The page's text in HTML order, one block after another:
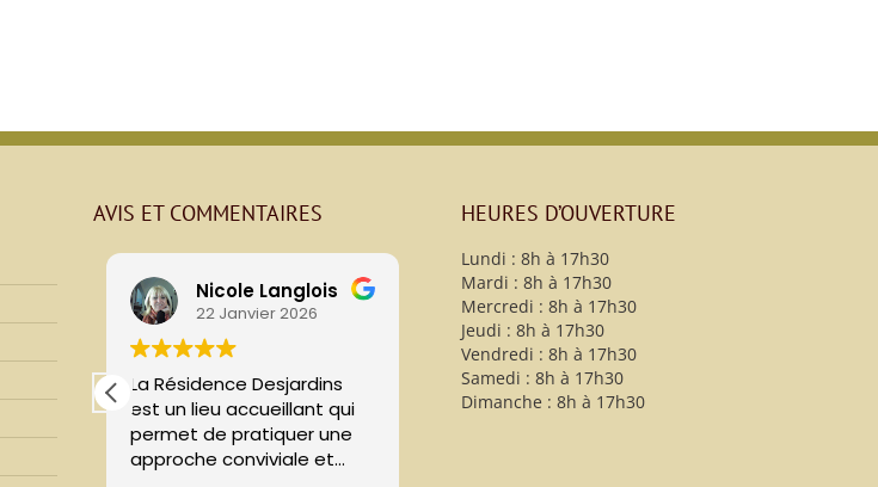
AVIS ET COMMENTAIRES
Nicole Langlois
22 Janvier 2026
La Résidence Desjardins
est un lieu accueillant qui
permet de pratiquer une
approche conviviale et
christy B
13 Avril 2021
Maman nous a quitté
après deux mois de soins
HEURES D’OUVERTURE
Lundi : 8h à 17h30
Mardi : 8h à 17h30
Mercredi : 8h à 17h30
Jeudi : 8h à 17h30
Vendredi : 8h à 17h30
Samedi : 8h à 17h30
Dimanche : 8h à 17h30